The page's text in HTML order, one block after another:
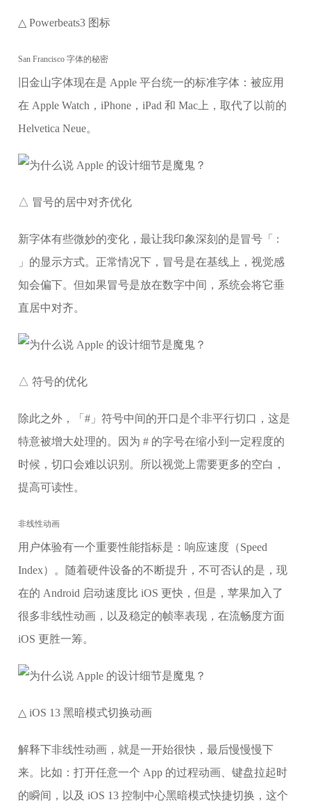
△ Powerbeats3 图标
San Francisco 字体的秘密
旧金山字体现在是 Apple 平台统一的标准字体：被应用
在 Apple Watch，iPhone，iPad 和 Mac上，取代了以前的
Helvetica Neue。
△ 冒号的居中对齐优化
新字体有些微妙的变化，最让我印象深刻的是冒号「 :
」的显示方式。正常情况下，冒号是在基线上，视觉感
知会偏下。但如果冒号是放在数字中间，系统会将它垂
直居中对齐。
△ 符号的优化
除此之外，「#」符号中间的开口是个非平行切口，这是
特意被增大处理的。因为 # 的字号在缩小到一定程度的
时候，切口会难以识别。所以视觉上需要更多的空白，
提高可读性。
非线性动画
用户体验有一个重要性能指标是：响应速度（Speed
Index）。随着硬件设备的不断提升，不可否认的是，现
在的 Android 启动速度比 iOS 更快，但是，苹果加入了
很多非线性动画，以及稳定的帧率表现，在流畅度方面
iOS 更胜一筹。
△ iOS 13 黑暗模式切换动画
解释下非线性动画，就是一开始很快，最后慢慢慢下
来。比如：打开任意一个 App 的过程动画、键盘拉起时
的瞬间，以及 iOS 13 控制中心黑暗模式快捷切换，这个